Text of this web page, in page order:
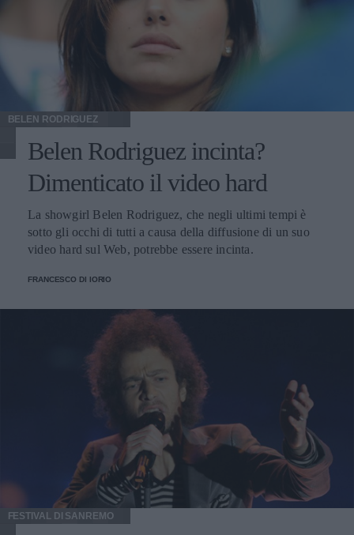
BELEN RODRIGUEZ
Belen Rodriguez incinta?
Dimenticato il video hard
La showgirl Belen Rodriguez, che negli ultimi tempi è
sotto gli occhi di tutti a causa della diffusione di un suo
video hard sul Web, potrebbe essere incinta.
FRANCESCO DI IORIO
FESTIVAL DI SANREMO